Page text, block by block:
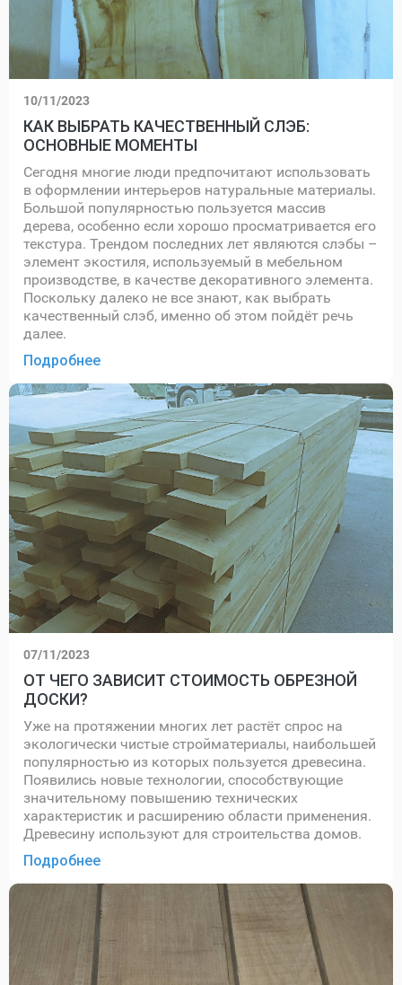
10/11/2023
КАК ВЫБРАТЬ КАЧЕСТВЕННЫЙ СЛЭБ:
ОСНОВНЫЕ МОМЕНТЫ
Сегодня многие люди предпочитают использовать
в оформлении интерьеров натуральные материалы.
Большой популярностью пользуется массив
дерева, особенно если хорошо просматривается его
текстура. Трендом последних лет являются слэбы –
элемент экостиля, используемый в мебельном
производстве, в качестве декоративного элемента.
Поскольку далеко не все знают, как выбрать
качественный слэб, именно об этом пойдёт речь
далее.
Подробнее
07/11/2023
ОТ ЧЕГО ЗАВИСИТ СТОИМОСТЬ ОБРЕЗНОЙ
ДОСКИ?
Уже на протяжении многих лет растёт спрос на
экологически чистые стройматериалы, наибольшей
популярностью из которых пользуется древесина.
Появились новые технологии, способствующие
значительному повышению технических
характеристик и расширению области применения.
Древесину используют для строительства домов.
Подробнее